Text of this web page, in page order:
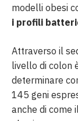
modelli obesi
i profili
Attraverso il
livello di colon
determinare
145 geni
anche di come